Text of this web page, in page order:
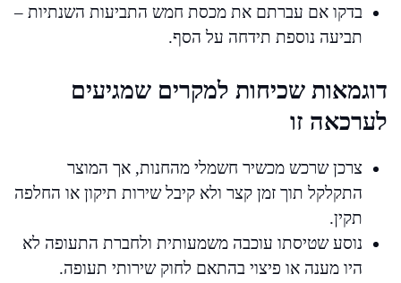
בדקו אם עברתם את מכסת חמש התביעות השנתיות –
תביעה נוספת תידחה על הסף.
דוגמאות שכיחות למקרים שמגיעים
לערכאה זו
צרכן שרכש מכשיר חשמלי מהחנות, אך המוצר
התקלקל תוך זמן קצר ולא קיבל שירות תיקון או החלפה
תקין.
נוסע שטיסתו עוכבה משמעותית ולחברת התעופה לא
היו מענה או פיצוי בהתאם לחוק שירותי תעופה.